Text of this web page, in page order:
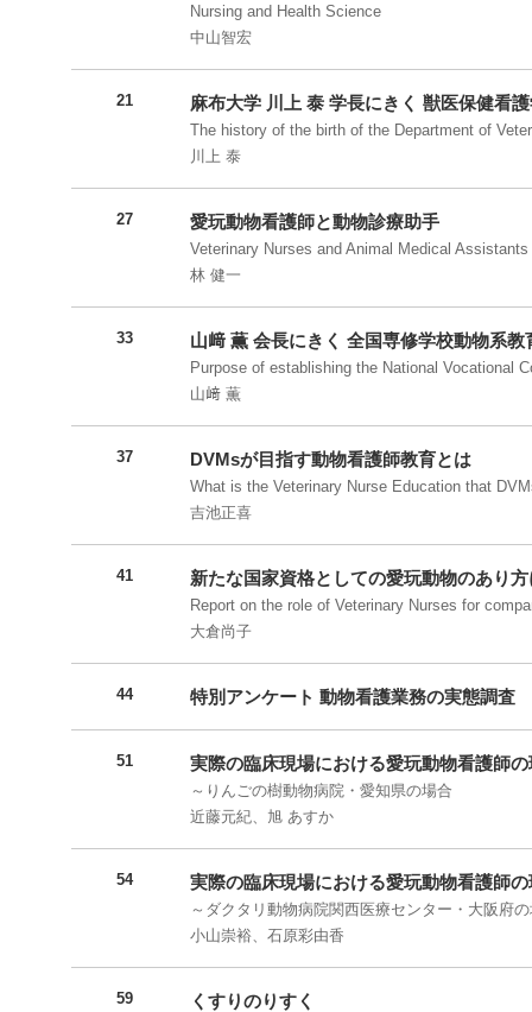
Nursing and Health Science
中山智宏
21 麻布大学 川上 泰 学長にきく 獣医保健看
The history of the birth of the Department of
川上 泰
27 愛玩動物看護師と動物診療助手
Veterinary Nurses and Animal Medical Assistants
林 健一
33 山﨑 薫 会長にきく 全国専修学校動物系教
Purpose of establishing the National Vocational
山﨑 薫
37 DVMsが目指す動物看護師教育とは
What is the Veterinary Nurse Education that
吉池正喜
41 新たな国家資格としての愛玩動物のあり
Report on the role of Veterinary Nurses for
大倉尚子
44 特別アンケート 動物看護業務の実態調査
51 実際の臨床現場における愛玩動物看護師
～りんごの樹動物病院・愛知県の場合
近藤元紀、旭 あすか
54 実際の臨床現場における愛玩動物看護師
～ダクタリ動物病院関西医療センター・大阪府
小山崇裕、石原彩由香
59 くすりのりすく